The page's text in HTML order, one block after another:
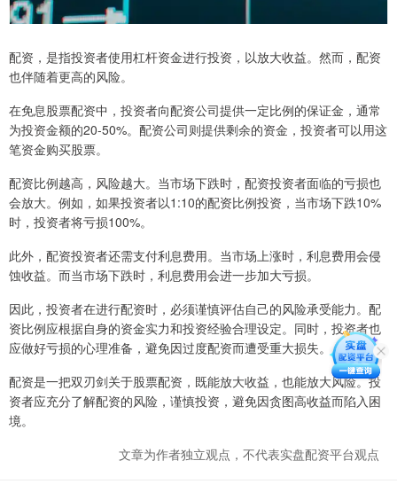
配资，是指投资者使用杠杆资金进行投资，以放大收益。然而，配资
也伴随着更高的风险。
在免息股票配资中，投资者向配资公司提供一定比例的保证金，通常
为投资金额的20-50%。配资公司则提供剩余的资金，投资者可以用这
笔资金购买股票。
配资比例越高，风险越大。当市场下跌时，配资投资者面临的亏损也
会放大。例如，如果投资者以1:10的配资比例投资，当市场下跌10%
时，投资者将亏损100%。
此外，配资投资者还需支付利息费用。当市场上涨时，利息费用会侵
蚀收益。而当市场下跌时，利息费用会进一步加大亏损。
因此，投资者在进行配资时，必须谨慎评估自己的风险承受能力。配
资比例应根据自身的资金实力和投资经验合理设定。同时，投资者也
应做好亏损的心理准备，避免因过度配资而遭受重大损失。
配资是一把双刃剑关于股票配资，既能放大收益，也能放大风险。投
资者应充分了解配资的风险，谨慎投资，避免因贪图高收益而陷入困
境。
文章为作者独立观点，不代表实盘配资平台观点